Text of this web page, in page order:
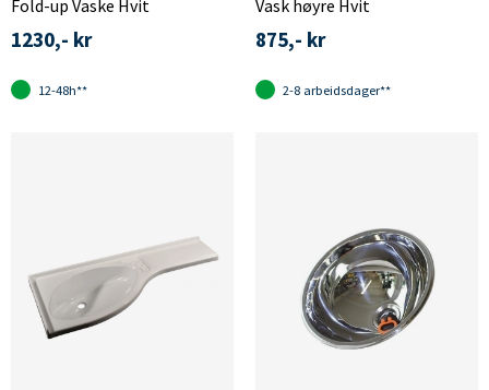
Fold-up Vaske Hvit
1230,- kr
12-48h**
Vask høyre Hvit
875,- kr
2-8 arbeidsdager**